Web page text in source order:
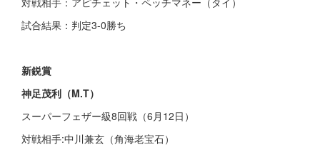
試合結果：判定3-0勝ち
新鋭賞
神足茂利（M.T）
スーパーフェザー級8回戦（6月12日）
対戦相手:中川兼玄（角海老宝石）